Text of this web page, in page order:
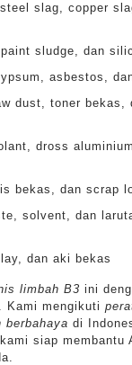
slag, copper
sludge, dan
asbestos,
dust, toner bekas,
dross
bekas, dan scrap
solvent, dan
dan aki bekas
limbah B3 ini
Kami mengikuti
berbahaya di
siap membantu